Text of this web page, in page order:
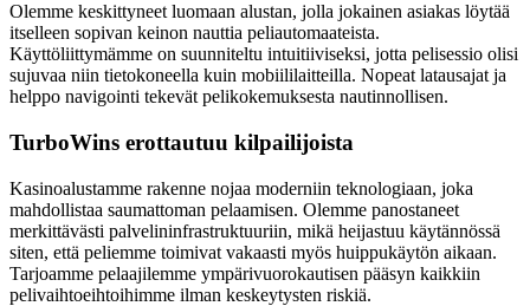
Olemme keskittyneet luomaan alustan, jolla jokainen asiakas löytää
itselleen sopivan keinon nauttia peliautomaateista.
Käyttöliittymämme on suunniteltu intuitiiviseksi, jotta pelisessio olisi
sujuvaa niin tietokoneella kuin mobiililaitteilla. Nopeat latausajat ja
helppo navigointi tekevät pelikokemuksesta nautinnollisen.
TurboWins erottautuu kilpailijoista
Kasinoalustamme rakenne nojaa moderniin teknologiaan, joka
mahdollistaa saumattoman pelaamisen. Olemme panostaneet
merkittävästi palvelininfrastruktuuriin, mikä heijastuu käytännössä
siten, että peliemme toimivat vakaasti myös huippukäytön aikaan.
Tarjoamme pelaajilemme ympärivuorokautisen pääsyn kaikkiin
pelivaihtoeihtoihimme ilman keskeytysten riskiä.